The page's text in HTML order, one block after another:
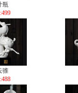
瓶
骓